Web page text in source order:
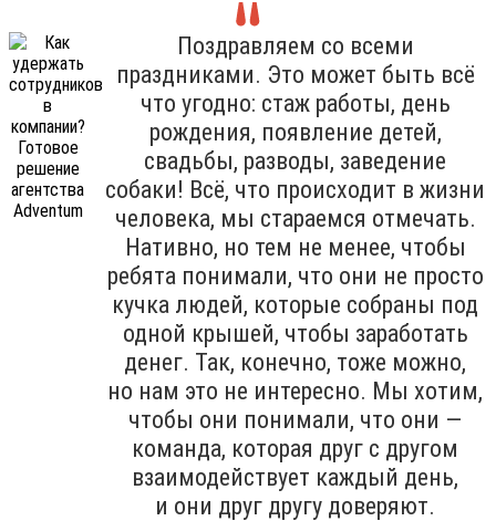
Поздравляем со всеми
праздниками. Это может быть всё
что угодно: стаж работы, день
рождения, появление детей,
свадьбы, разводы, заведение
собаки! Всё, что происходит в жизни
человека, мы стараемся отмечать.
Нативно, но тем не менее, чтобы
ребята понимали, что они не просто
кучка людей, которые собраны под
одной крышей, чтобы заработать
денег. Так, конечно, тоже можно,
но нам это не интересно. Мы хотим,
чтобы они понимали, что они —
команда, которая друг с другом
взаимодействует каждый день,
и они друг другу доверяют.